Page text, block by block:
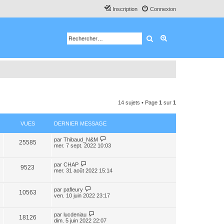
Connexion
Inscription
Rechercher
14 sujets • Page 1 sur 1
VUES DERNIER MESSAGE
25585 par Thibaud_N&M
mer. 7 sept. 2022 10:03
9523 par CHAP
mer. 31 août 2022 15:14
10563 par pafleury
ven. 10 juin 2022 23:17
18126 par lucdeniau
dim. 5 juin 2022 22:07